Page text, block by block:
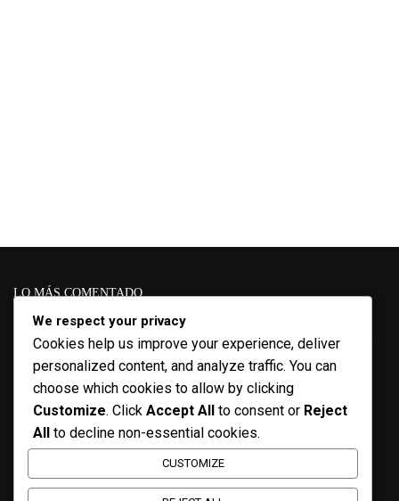
LO MÁS COMENTADO
ArtesBoletinCENBConferenciasConvocatoriaCourse
COVID-19 Cuadernos curriculares DescargablesDesigner
DiplomadoEcLEducación en movimiento
LepeEscrituraEstrategias didácticasExperiencias
eZines Formación Fundación SM Guanajuato Laboratorio de ideas
Lectura Lengua escrita
ComunicaciónLibros de Texto GratuitosLTG Maestros
We respect your privacy
Cookies help us improve your experience, deliver
personalized content, and analyze traffic. You can
choose which cookies to allow by clicking
Customize. Click Accept All to consent or Reject
All to decline non-essential cookies.
CUSTOMIZE